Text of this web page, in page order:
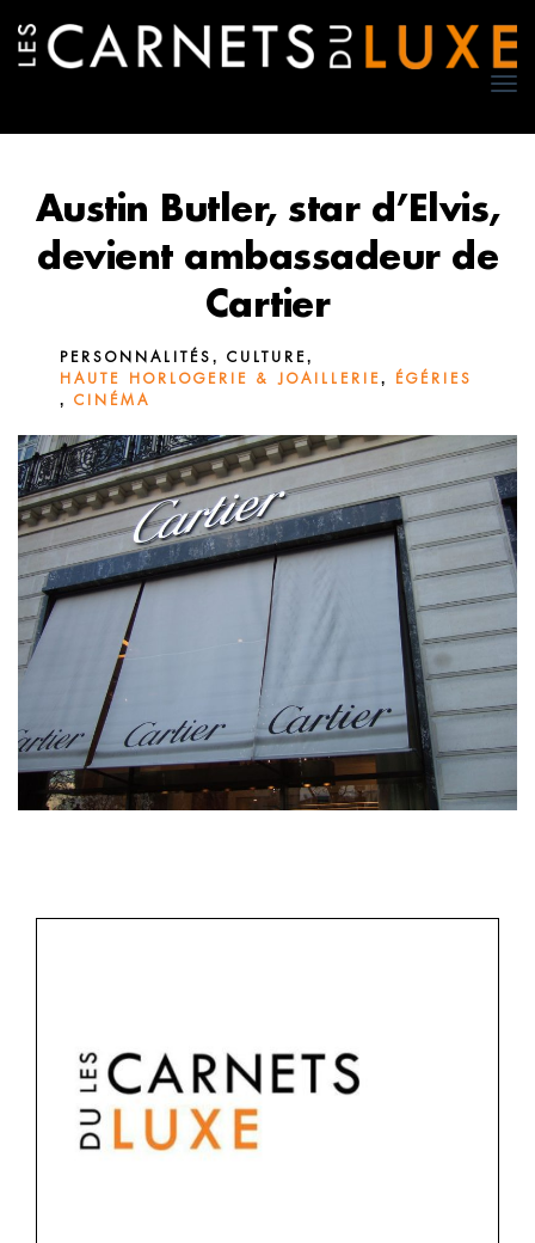
Austin Butler, star d’Elvis,
devient ambassadeur de
Cartier
PERSONNALITÉS , CULTURE,
HAUTE HORLOGERIE & JOAILLERIE, ÉGÉRIES
, CINÉMA